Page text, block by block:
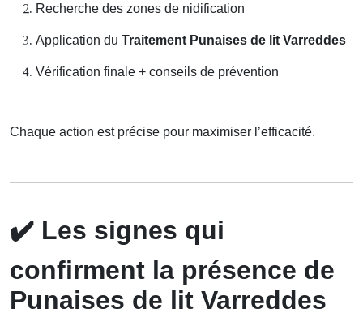
Recherche des zones de nidification
Application du Traitement Punaises de lit Varreddes
Vérification finale + conseils de prévention
Chaque action est précise pour maximiser l’efficacité.
✔️ Les signes qui
confirment la présence de
Punaises de lit Varreddes